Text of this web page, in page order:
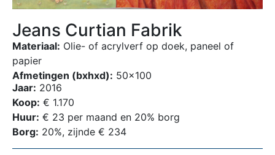
Jeans Curtian Fabrik
Materiaal: Olie- of acrylverf op doek, paneel of
papier
Afmetingen (bxhxd): 50×100
Jaar: 2016
Koop: € 1.170
Huur: € 23 per maand en 20% borg
Borg: 20%, zijnde € 234